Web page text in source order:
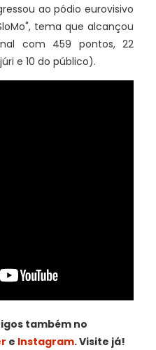
ao pódio eurovisivo
tema que alcançou
com 459 pontos, 22
e 10 do público).
também no
e Instagram. Visite já!